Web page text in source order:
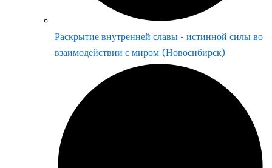
Раскрытие внутренней славы - истинной силы во
взаимодействии с миром (Новосибирск)